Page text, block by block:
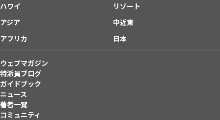
ハワイ
リゾート
アジア
中近東
アフリカ
日本
ウェブマガジン
特派員ブログ
ガイドブック
ニュース
著者一覧
コミュニティ